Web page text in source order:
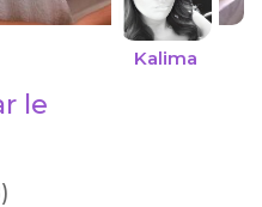
Kalima
le